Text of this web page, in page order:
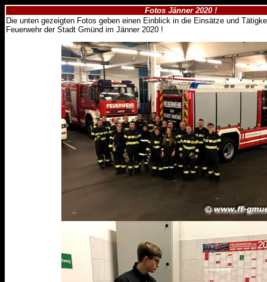
Fotos Jänner 2020 !
Die unten gezeigten Fotos geben einen Einblick in die Einsätze und
Feuerwehr der Stadt Gmünd im Jänner 2020 !